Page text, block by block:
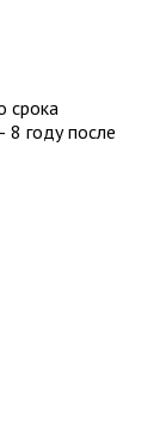
срока
8 году после